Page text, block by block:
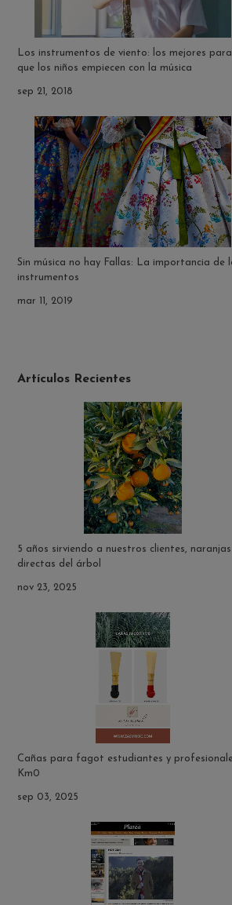
Los instrumentos de viento: los mejores para
que los niños empiecen con la música
sep 21, 2018
Sin música no hay Fallas: La importancia de
instrumentos
mar 11, 2019
Artículos Recientes
5 años sirviendo a nuestros clientes, naranjas
directas del árbol
nov 23, 2025
Cañas para fagot estudiantes y
Km0
sep 03, 2025